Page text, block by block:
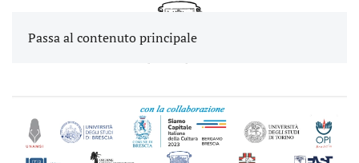
Passa al contenuto principale